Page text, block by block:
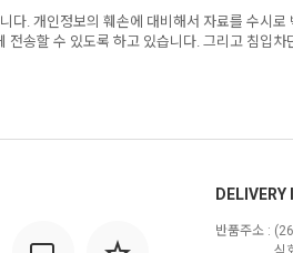
. 개인정보의 훼손에 대비해서 자료를 수시
송할 수 있도록 하고 있습니다. 그리고 침입
DELIVERY
반품주소 :